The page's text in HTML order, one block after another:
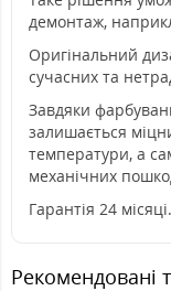
демонтаж,
Оригінальний
сучасних та
Завдяки
залишається
температури, а
механічних
Гарантія 24 місяці.
Рекомендовані